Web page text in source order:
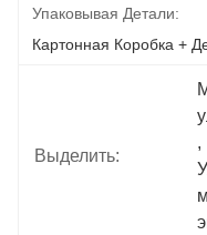
Упаковывая Детали:
Картонная Коробка +
Выделить:
,